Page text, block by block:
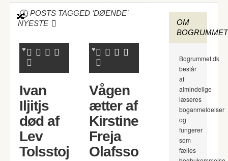
POSTS TAGGED ‘DØENDE’ -
NYESTE
Ivan
Iljitjs
død af
Lev
Tolsstoj
Vågen
ætter af
Kirstine
Freja
Olafsso
OM
BOGRUMMET
Bogrummet.dk
består
af
almindelige
læseres
boganmeldelser
og
fungerer
som
fælles